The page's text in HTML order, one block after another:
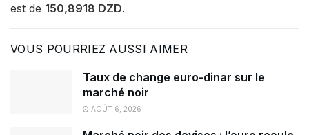
est de 150,8918 DZD.
VOUS POURRIEZ AUSSI AIMER
Taux de change euro-dinar sur le
marché noir
AOÛT 6, 2026